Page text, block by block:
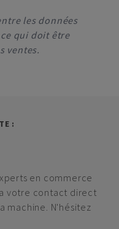
les données
qui doit être
ventes.
:
en commerce
votre contact direct
machine. N'hésitez